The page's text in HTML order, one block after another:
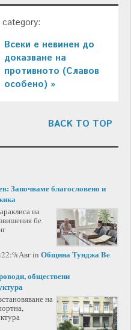
Всеки е невинен до
доказване на
противното (Славов
особено) »
BACK TO TOP
Започваме благословено и
на
бе
in Община ТунджаBe
обществени
на